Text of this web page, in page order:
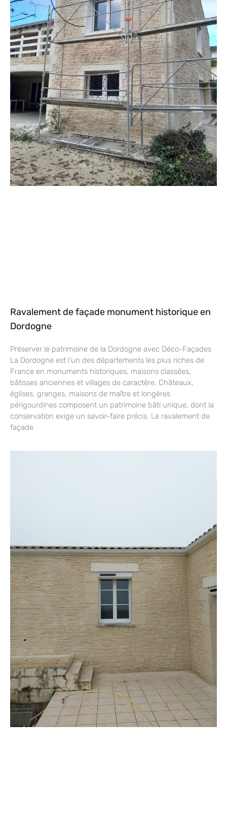
Ravalement de façade monument historique en
Dordogne
Préserver le patrimoine de la Dordogne avec Déco-Façades
La Dordogne est l’un des départements les plus riches de
France en monuments historiques, maisons classées,
bâtisses anciennes et villages de caractère. Châteaux,
églises, granges, maisons de maître et longères
périgourdines composent un patrimoine bâti unique, dont la
conservation exige un savoir-faire précis. Le ravalement de
façade